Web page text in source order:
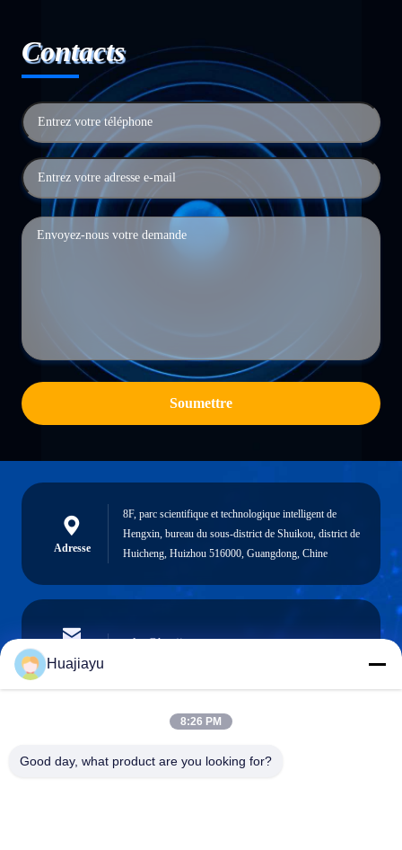
Contacts
Soumettre
Adresse
8F, parc scientifique et technologique intelligent de
Hengxin, bureau du sous-district de Shuikou, district de
Huicheng, Huizhou 516000, Guangdong, Chine
Email
sales@huajiayu.com
Téléphone
Huajiayu
8:26 PM
Good day, what product are you looking for?